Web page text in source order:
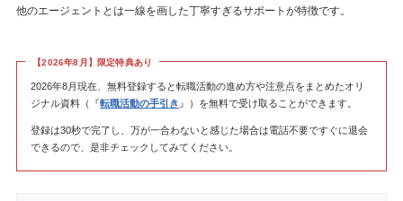
他のエージェントとは一線を画した丁寧すぎるサポートが特徴です。
【2026年8月】限定特典あり
2026年8月現在、無料登録すると転職活動の進め方や注意点をまとめたオリ
ジナル資料（『転職活動の手引き 』）を無料で受け取ることができます。
登録は30秒で完了し、万が一合わないと感じた場合は電話不要ですぐに退会
できるので、是非チェックしてみてください。